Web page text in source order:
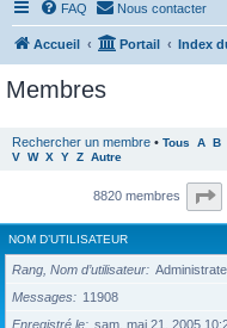
FAQ Nous contacter
Accueil Portail Index
Membres
Rechercher un membre • Tous A B
V W X Y Z Autre
8820 membres
NOM D’UTILISATEUR
Rang, Nom d’utilisateur
Messages
11908
Enregistré le
sam. mai 21, 2005